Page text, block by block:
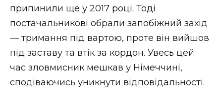
припинили ще у 2017 році. Тоді
постачальникові обрали запобіжний захід
— тримання під вартою, проте він вийшов
під заставу та втік за кордон. Увесь цей
час зловмисник мешкав у Німеччині,
сподіваючись уникнути відповідальності.